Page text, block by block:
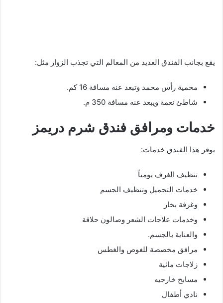
يقع بجانب الفندق العديد من المعالم التي تجذب الزوار مثل:
محمية رأس محمد وتبعد عنه مسافة 16 كم.
شاطئ نعمة ويبعد عنه مسافة 350 م.
خدمات ومرافق فندق شرم دريمز
يوفر هذا الفندق خدمات:
تنظيف الغرف يومياً
خدمات التجميل وتنظيف الجسم
وغرفة بخار
وخدمات علاجات الشعر وصالون حلاقة
والعناية بالجسم.
مرافق مخصصة للغوص والغطس
زلاجات مائية
مسابح خارجيه
نادي أطفال